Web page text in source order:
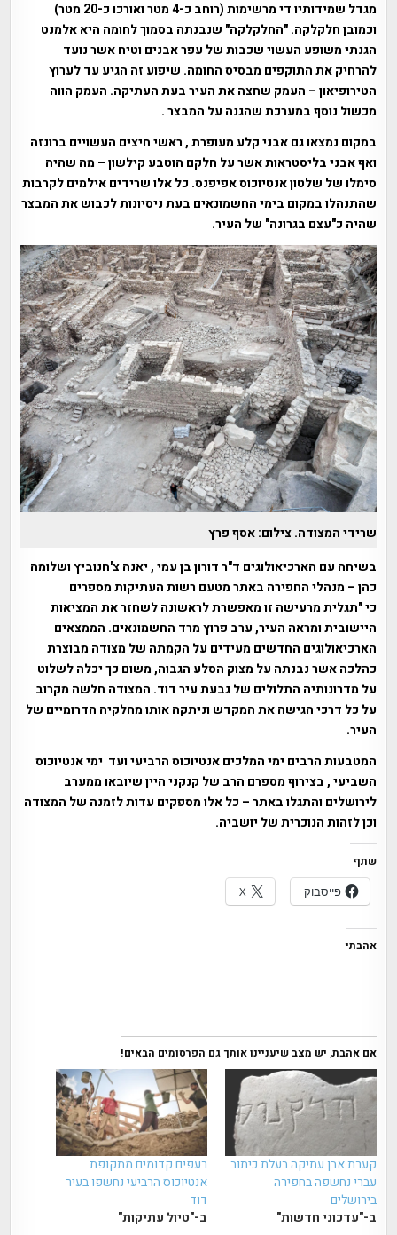
מגדל שמידותיו די מרשימות (רוחב כ-4 מטר ואורכו כ-20 מטר)
וכמובן חלקלקה. "החלקלקה" שנבנתה בסמוך לחומה היא אלמנט
הגנתי משופע העשוי שכבות של עפר אבנים וטיח אשר נועד
להרחיק את התוקפים מבסיס החומה. שיפוע זה הגיע עד לערוץ
הטירופיאון – העמק שחצה את העיר בעת העתיקה. העמק הווה
מכשול נוסף במערכת שהגנה על המבצר .
במקום נמצאו גם אבני קלע מעופרת , ראשי חיצים העשויים ברונזה
ואף אבני בליסטראות אשר על חלקם הוטבע קילשון – מה שהיה
סימלו של שלטון אנטיוכוס אפיפנס. כל אלו שרידים אילמים לקרבות
שהתנהלו במקום בימי החשמונאים בעת ניסיונות לכבוש את המבצר
שהיה כ"עצם בגרונה" של העיר.
שרידי המצודה. צילום: אסף פרץ
בשיחה עם הארכיאולוגים ד"ר דורון בן עמי , יאנה צ'חנוביץ ושלומה
כהן – מנהלי החפירה באתר מטעם רשות העתיקות מספרים
כי"תגלית מרעישה זו מאפשרת לראשונה לשחזר את המציאות
היישובית ומראה העיר, ערב פרוץ מרד החשמונאים. הממצאים
הארכיאולוגים החדשים מעידים על הקמתה של מצודה מבוצרת
כהלכה אשר נבנתה על מצוק הסלע הגבוה, משום כך יכלה לשלוט
על מדרונותיה התלולים של גבעת עיר דוד. המצודה חלשה מקרוב
על כל דרכי הגישה את המקדש וניתקה אותו מחלקיה הדרומיים של
העיר.
המטבעות הרבים ימי המלכים אנטיוכוס הרביעי ועד ימי אנטיוכוס
השביעי , בצירוף מספרם הרב של קנקני היין שיובאו ממערב
לירושלים והתגלו באתר – כל אלו מספקים עדות לזמנה של המצודה
וכן לזהות הנוכרית של יושביה.
שתף
פייסבוק
X
אהבתי
אם אהבת, יש מצב שיעניינו אותך גם הפרסומים הבאים!
קערת אבן עתיקה בעלת כיתוב
עברי נחשפה בחפירה
בירושלים
ב-"עדכוני חדשות"
רעפים קדומים מתקופת
אנטיוכוס הרביעי נחשפו בעיר
דוד
ב-"טיול עתיקות"